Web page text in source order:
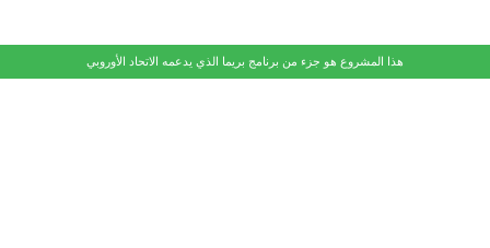
هذا المشروع هو جزء من برنامج بريما الذي يدعمه الاتحاد الأوروبي